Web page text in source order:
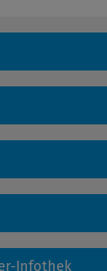
Infothek